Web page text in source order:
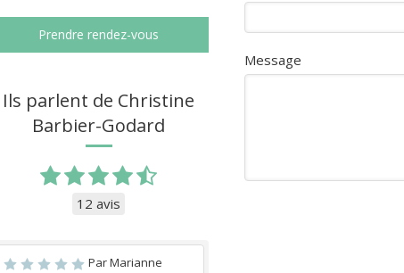
Message
Prendre rendez-vous
Ils parlent de Christine
Barbier-Godard
12 avis
Par Marianne